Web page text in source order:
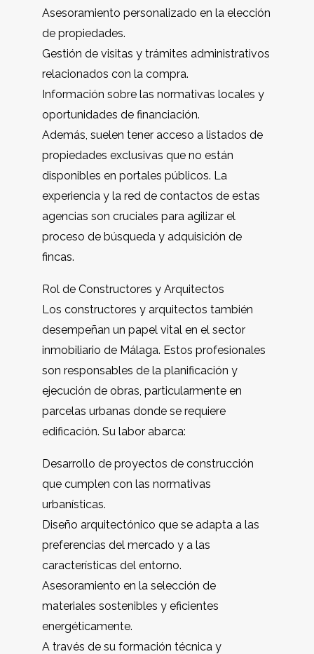
Asesoramiento personalizado en la elección
de propiedades.
Gestión de visitas y trámites administrativos
relacionados con la compra.
Información sobre las normativas locales y
oportunidades de financiación.
Además, suelen tener acceso a listados de
propiedades exclusivas que no están
disponibles en portales públicos. La
experiencia y la red de contactos de estas
agencias son cruciales para agilizar el
proceso de búsqueda y adquisición de
fincas.
Rol de Constructores y Arquitectos
Los constructores y arquitectos también
desempeñan un papel vital en el sector
inmobiliario de Málaga. Estos profesionales
son responsables de la planificación y
ejecución de obras, particularmente en
parcelas urbanas donde se requiere
edificación. Su labor abarca:
Desarrollo de proyectos de construcción
que cumplen con las normativas
urbanísticas.
Diseño arquitectónico que se adapta a las
preferencias del mercado y a las
características del entorno.
Asesoramiento en la selección de
materiales sostenibles y eficientes
energéticamente.
A través de su formación técnica y